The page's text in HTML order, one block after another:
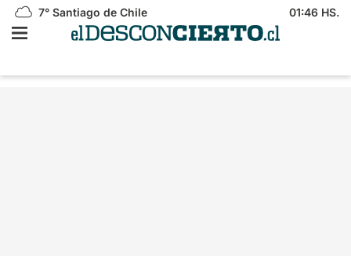
7° Santiago de Chile 01:46 HS.